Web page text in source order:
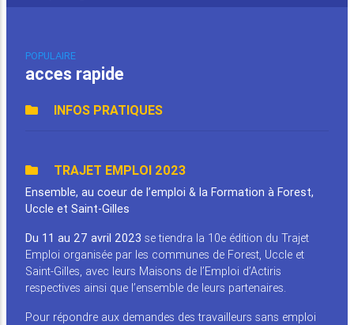
POPULAIRE
acces rapide
INFOS PRATIQUES
TRAJET EMPLOI 2023
Ensemble, au coeur de l’emploi & la Formation à Forest,
Uccle et Saint-Gilles
Du 11 au 27 avril 2023 se tiendra la 10e édition du Trajet
Emploi organisée par les communes de Forest, Uccle et
Saint-Gilles, avec leurs Maisons de l’Emploi d’Actiris
respectives ainsi que l’ensemble de leurs partenaires.
Pour répondre aux demandes des travailleurs sans emploi